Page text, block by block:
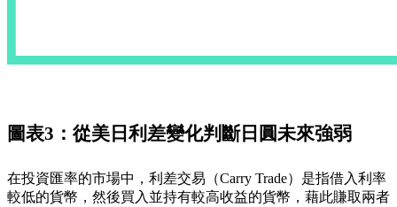
圖表3：從美日利差變化判斷日圓未來強弱
在投資匯率的市場中，利差交易（Carry Trade）是指借入利率
較低的貨幣，然後買入並持有較高收益的貨幣，藉此賺取兩者